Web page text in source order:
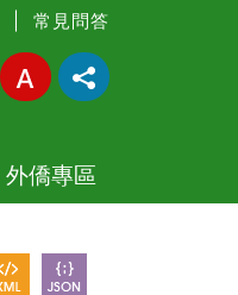
常見問答
外僑專區